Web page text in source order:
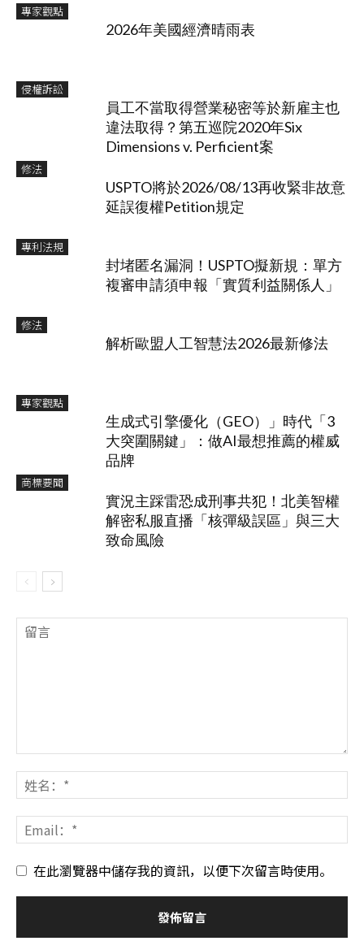
專家觀點
2026年美國經濟晴雨表
侵權訴訟
員工不當取得營業秘密等於新雇主也
違法取得？第五巡院2020年Six
Dimensions v. Perficient案
修法
USPTO將於2026/08/13再收緊非故意
延誤復權Petition規定
專利法規
封堵匿名漏洞！USPTO擬新規：單方
複審申請須申報「實質利益關係人」
修法
解析歐盟人工智慧法2026最新修法
專家觀點
生成式引擎優化（GEO）」時代「3
大突圍關鍵」：做AI最想推薦的權威
品牌
商標要聞
實況主踩雷恐成刑事共犯！北美智權
解密私服直播「核彈級誤區」與三大
致命風險
在此瀏覽器中儲存我的資訊，以便下次留言時使用。